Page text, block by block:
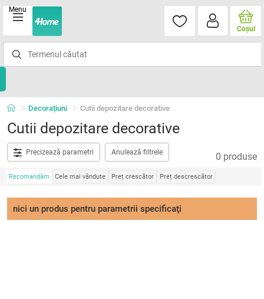
Menu
Coşul
Decorațiuni Cutii depozitare decorative
Cutii depozitare decorative
Precizează parametri Anulează filtrele 0 produse
Recomandăm Cele mai vândute Preț crescător Preț descrescător
nici un produs pentru parametrii specificaţi